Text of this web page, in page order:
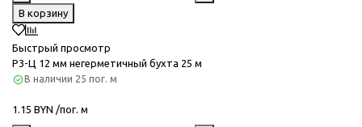
В корзину
Быстрый просмотр
Р3-Ц 12 мм негерметичный бухта 25 м
В наличии 25 пог. м
1.15 BYN /пог. м